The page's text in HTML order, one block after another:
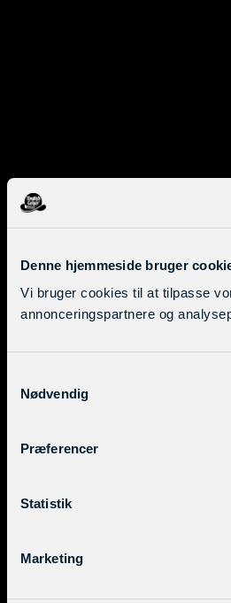
Denne hjemmeside bruger
Vi bruger cookies til at tilpasse
annonceringspartnere og
Nødvendig
Præferencer
Statistik
Marketing